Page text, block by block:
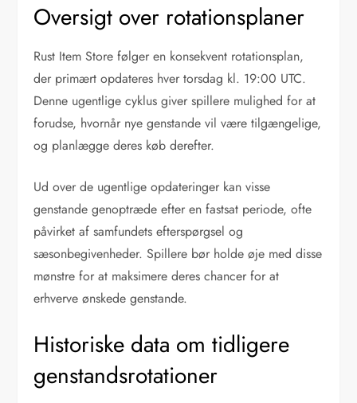
Oversigt over rotationsplaner
Rust Item Store følger en konsekvent rotationsplan,
der primært opdateres hver torsdag kl. 19:00 UTC.
Denne ugentlige cyklus giver spillere mulighed for at
forudse, hvornår nye genstande vil være tilgængelige,
og planlægge deres køb derefter.
Ud over de ugentlige opdateringer kan visse
genstande genoptræde efter en fastsat periode, ofte
påvirket af samfundets efterspørgsel og
sæsonbegivenheder. Spillere bør holde øje med disse
mønstre for at maksimere deres chancer for at
erhverve ønskede genstande.
Historiske data om tidligere
genstandsrotationer